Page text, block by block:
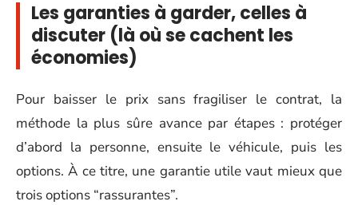
Les garanties à garder, celles à
discuter (là où se cachent les
économies)
Pour baisser le prix sans fragiliser le contrat, la
méthode la plus sûre avance par étapes : protéger
d’abord la personne, ensuite le véhicule, puis les
options. À ce titre, une garantie utile vaut mieux que
trois options “rassurantes”.